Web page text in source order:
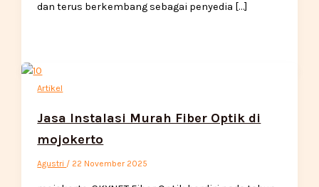
dan terus berkembang sebagai penyedia […]
Artikel
Jasa Instalasi Murah Fiber Optik di
mojokerto
Agustri / 22 November 2025